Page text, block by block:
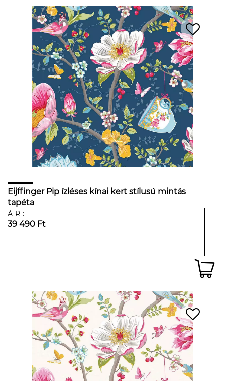
Eijffinger Pip ízléses kínai kert stílusú mintás
tapéta
ÁR:
39 490 Ft